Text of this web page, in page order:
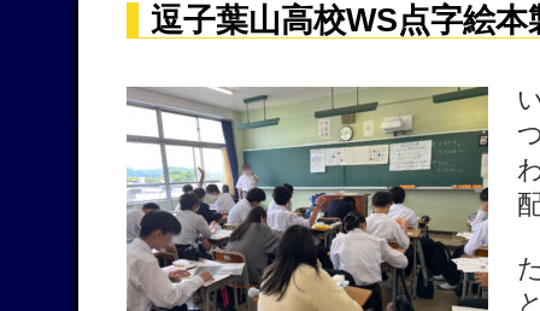
逗子葉山高校WS点字絵